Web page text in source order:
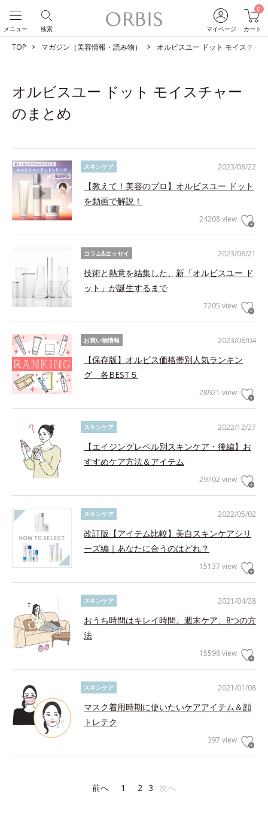
マイページ
0
カート
検索
メニュー
TOP マガジン（美容情報・読み物） オルビスユー ドット モイスチャ
オルビスユー ドット モイスチャー
のまとめ
2023/08/22
スキンケア
【教えて！美容のプロ】オルビスユー ドット
を動画で解説！
24208 view
2023/08/21
コラム&エッセイ
技術と熱意を結集した、新「オルビスユー ド
ット」が誕生するまで
7205 view
2023/08/04
お買い物情報
【保存版】オルビス価格帯別人気ランキン
グ 各BEST５
28921 view
2022/12/27
スキンケア
【エイジングレベル別スキンケア・後編】お
すすめケア方法＆アイテム
29702 view
2022/05/02
スキンケア
改訂版【アイテム比較】美白スキンケアシリ
ーズ編｜あなたに合うのはどれ？
15137 view
2021/04/28
スキンケア
おうち時間はキレイ時間。週末ケア、8つの方
法
15596 view
2021/01/08
スキンケア
マスク着用時期に使いたいケアアイテム＆顔
トレテク
397 view
前へ 1 2 3 次へ